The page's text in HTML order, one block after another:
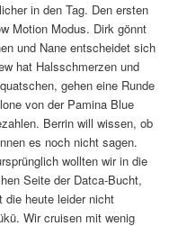
in den Tag. Den ersten
Motion Modus. Dirk gönnt
und Nane entscheidet sich
hat Halsschmerzen und
gehen eine Runde
von der Pamina Blue
Berrin will wissen, ob
es noch nicht sagen.
wollten wir in die
Seite der Datca-Bucht,
die heute leider nicht
Wir cruisen mit wenig